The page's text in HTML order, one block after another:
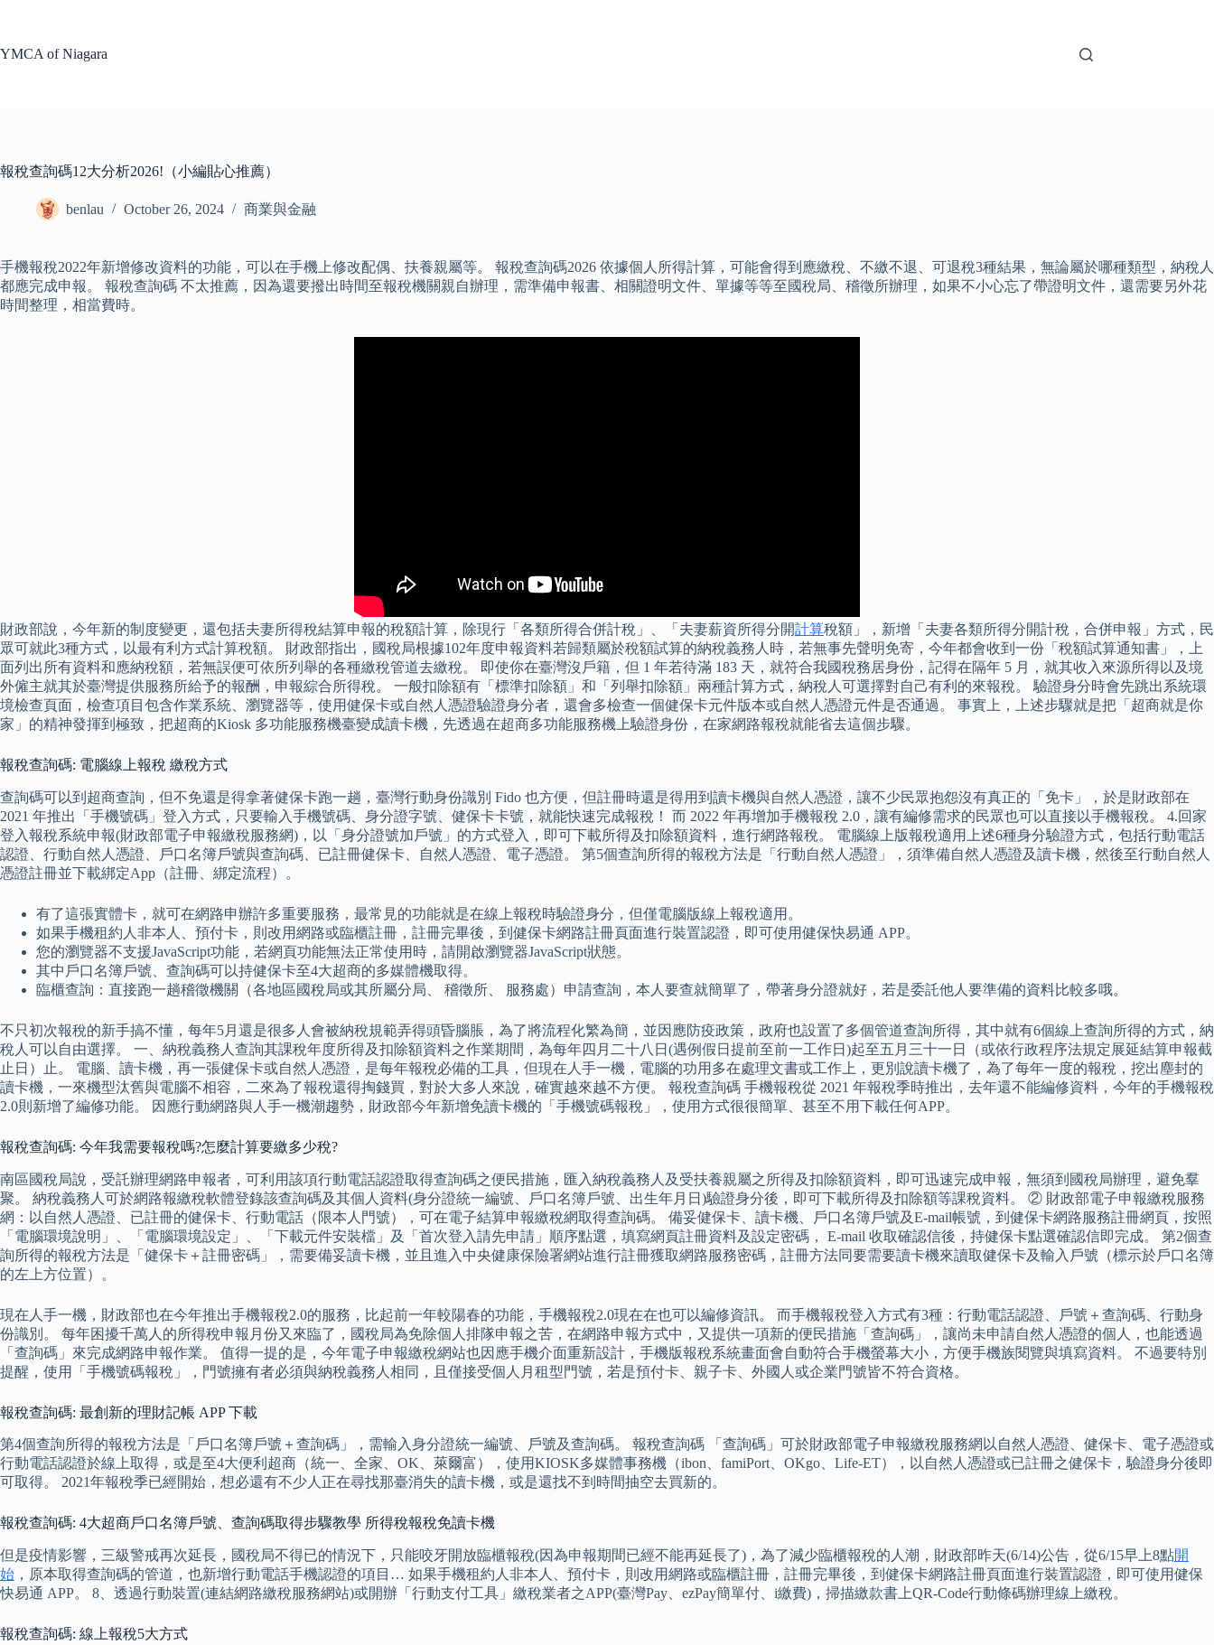
YMCA of Niagara
報稅查詢碼12大分析2026!（小編貼心推薦）
benlau October 26, 2024 商業與金融
手機報稅2022年新增修改資料的功能，可以在手機上修改配偶、扶養親屬等。 報稅查詢碼2026 依據個人所得計算，可能會得到應繳稅、不繳不退、可退稅3種結果，無論屬於哪種類型，納稅人
都應完成申報。 報稅查詢碼 不太推薦，因為還要撥出時間至報稅機關親自辦理，需準備申報書、相關證明文件、單據等等至國稅局、稽徵所辦理，如果不小心忘了帶證明文件，還需要另外花
時間整理，相當費時。
財政部說，今年新的制度變更，還包括夫妻所得稅結算申報的稅額計算，除現行「各類所得合併計稅」、「夫妻薪資所得分開計算稅額」，新增「夫妻各類所得分開計稅，合併申報」方式，民
眾可就此3種方式，以最有利方式計算稅額。 財政部指出，國稅局根據102年度申報資料若歸類屬於稅額試算的納稅義務人時，若無事先聲明免寄，今年都會收到一份「稅額試算通知書」，上
面列出所有資料和應納稅額，若無誤便可依所列舉的各種繳稅管道去繳稅。 即使你在臺灣沒戶籍，但 1 年若待滿 183 天，就符合我國稅務居身份，記得在隔年 5 月，就其收入來源所得以及境
外僱主就其於臺灣提供服務所給予的報酬，申報綜合所得稅。 一般扣除額有「標準扣除額」和「列舉扣除額」兩種計算方式，納稅人可選擇對自己有利的來報稅。 驗證身分時會先跳出系統環
境檢查頁面，檢查項目包含作業系統、瀏覽器等，使用健保卡或自然人憑證驗證身分者，還會多檢查一個健保卡元件版本或自然人憑證元件是否通過。 事實上，上述步驟就是把「超商就是你
家」的精神發揮到極致，把超商的Kiosk 多功能服務機臺變成讀卡機，先透過在超商多功能服務機上驗證身份，在家網路報稅就能省去這個步驟。
報稅查詢碼: 電腦線上報稅 繳稅方式
查詢碼可以到超商查詢，但不免還是得拿著健保卡跑一趟，臺灣行動身份識別 Fido 也方便，但註冊時還是得用到讀卡機與自然人憑證，讓不少民眾抱怨沒有真正的「免卡」，於是財政部在
2021 年推出「手機號碼」登入方式，只要輸入手機號碼、身分證字號、健保卡卡號，就能快速完成報稅！ 而 2022 年再增加手機報稅 2.0，讓有編修需求的民眾也可以直接以手機報稅。 4.回家
登入報稅系統申報(財政部電子申報繳稅服務網)，以「身分證號加戶號」的方式登入，即可下載所得及扣除額資料，進行網路報稅。 電腦線上版報稅適用上述6種身分驗證方式，包括行動電話
認證、行動自然人憑證、戶口名簿戶號與查詢碼、已註冊健保卡、自然人憑證、電子憑證。 第5個查詢所得的報稅方法是「行動自然人憑證」，須準備自然人憑證及讀卡機，然後至行動自然人
憑證註冊並下載綁定App（註冊、綁定流程）。
有了這張實體卡，就可在網路申辦許多重要服務，最常見的功能就是在線上報稅時驗證身分，但僅電腦版線上報稅適用。
如果手機租約人非本人、預付卡，則改用網路或臨櫃註冊，註冊完畢後，到健保卡網路註冊頁面進行裝置認證，即可使用健保快易通 APP。
您的瀏覽器不支援JavaScript功能，若網頁功能無法正常使用時，請開啟瀏覽器JavaScript狀態。
其中戶口名簿戶號、查詢碼可以持健保卡至4大超商的多媒體機取得。
臨櫃查詢：直接跑一趟稽徵機關（各地區國稅局或其所屬分局、 稽徵所、 服務處）申請查詢，本人要查就簡單了，帶著身分證就好，若是委託他人要準備的資料比較多哦。
不只初次報稅的新手搞不懂，每年5月還是很多人會被納稅規範弄得頭昏腦脹，為了將流程化繁為簡，並因應防疫政策，政府也設置了多個管道查詢所得，其中就有6個線上查詢所得的方式，納
稅人可以自由選擇。 一、納稅義務人查詢其課稅年度所得及扣除額資料之作業期間，為每年四月二十八日(遇例假日提前至前一工作日)起至五月三十一日（或依行政程序法規定展延結算申報截
止日）止。 電腦、讀卡機，再一張健保卡或自然人憑證，是每年報稅必備的工具，但現在人手一機，電腦的功用多在處理文書或工作上，更別說讀卡機了，為了每年一度的報稅，挖出塵封的
讀卡機，一來機型汰舊與電腦不相容，二來為了報稅還得掏錢買，對於大多人來說，確實越來越不方便。 報稅查詢碼 手機報稅從 2021 年報稅季時推出，去年還不能編修資料，今年的手機報稅
2.0則新增了編修功能。 因應行動網路與人手一機潮趨勢，財政部今年新增免讀卡機的「手機號碼報稅」，使用方式很很簡單、甚至不用下載任何APP。
報稅查詢碼: 今年我需要報稅嗎?怎麼計算要繳多少稅?
南區國稅局說，受託辦理網路申報者，可利用該項行動電話認證取得查詢碼之便民措施，匯入納稅義務人及受扶養親屬之所得及扣除額資料，即可迅速完成申報，無須到國稅局辦理，避免羣
聚。 納稅義務人可於網路報繳稅軟體登錄該查詢碼及其個人資料(身分證統一編號、戶口名簿戶號、出生年月日)驗證身分後，即可下載所得及扣除額等課稅資料。 ② 財政部電子申報繳稅服務
網：以自然人憑證、已註冊的健保卡、行動電話（限本人門號），可在電子結算申報繳稅網取得查詢碼。 備妥健保卡、讀卡機、戶口名簿戶號及E-mail帳號，到健保卡網路服務註冊網頁，按照
「電腦環境說明」、「電腦環境設定」、「下載元件安裝檔」及「首次登入請先申請」順序點選，填寫網頁註冊資料及設定密碼， E-mail 收取確認信後，持健保卡點選確認信即完成。 第2個查
詢所得的報稅方法是「健保卡＋註冊密碼」，需要備妥讀卡機，並且進入中央健康保險署網站進行註冊獲取網路服務密碼，註冊方法同要需要讀卡機來讀取健保卡及輸入戶號（標示於戶口名簿
的左上方位置）。
現在人手一機，財政部也在今年推出手機報稅2.0的服務，比起前一年較陽春的功能，手機報稅2.0現在在也可以編修資訊。 而手機報稅登入方式有3種：行動電話認證、戶號＋查詢碼、行動身
份識別。 每年困擾千萬人的所得稅申報月份又來臨了，國稅局為免除個人排隊申報之苦，在網路申報方式中，又提供一項新的便民措施「查詢碼」，讓尚未申請自然人憑證的個人，也能透過
「查詢碼」來完成網路申報作業。 值得一提的是，今年電子申報繳稅網站也因應手機介面重新設計，手機版報稅系統畫面會自動符合手機螢幕大小，方便手機族閱覽與填寫資料。 不過要特別
提醒，使用「手機號碼報稅」，門號擁有者必須與納稅義務人相同，且僅接受個人月租型門號，若是預付卡、親子卡、外國人或企業門號皆不符合資格。
報稅查詢碼: 最創新的理財記帳 APP 下載
第4個查詢所得的報稅方法是「戶口名簿戶號＋查詢碼」，需輸入身分證統一編號、戶號及查詢碼。 報稅查詢碼 「查詢碼」可於財政部電子申報繳稅服務網以自然人憑證、健保卡、電子憑證或
行動電話認證於線上取得，或是至4大便利超商（統一、全家、OK、萊爾富），使用KIOSK多媒體事務機（ibon、famiPort、OKgo、Life-ET），以自然人憑證或已註冊之健保卡，驗證身分後即
可取得。 2021年報稅季已經開始，想必還有不少人正在尋找那臺消失的讀卡機，或是還找不到時間抽空去買新的。
報稅查詢碼: 4大超商戶口名簿戶號、查詢碼取得步驟教學 所得稅報稅免讀卡機
但是疫情影響，三級警戒再次延長，國稅局不得已的情況下，只能咬牙開放臨櫃報稅(因為申報期間已經不能再延長了)，為了減少臨櫃報稅的人潮，財政部昨天(6/14)公告，從6/15早上8點開
始 ，原本取得查詢碼的管道，也新增行動電話手機認證的項目… 如果手機租約人非本人、預付卡，則改用網路或臨櫃註冊，註冊完畢後，到健保卡網路註冊頁面進行裝置認證，即可使用健保
快易通 APP。 8、透過行動裝置(連結網路繳稅服務網站)或開辦「行動支付工具」繳稅業者之APP(臺灣Pay、ezPay簡單付、i繳費)，掃描繳款書上QR-Code行動條碼辦理線上繳稅。
報稅查詢碼: 線上報稅5大方式